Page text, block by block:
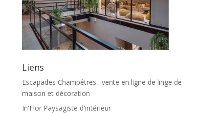
Liens
Escapades Champêtres : vente en ligne de linge de
maison et décoration
In'Flor Paysagiste d'intérieur